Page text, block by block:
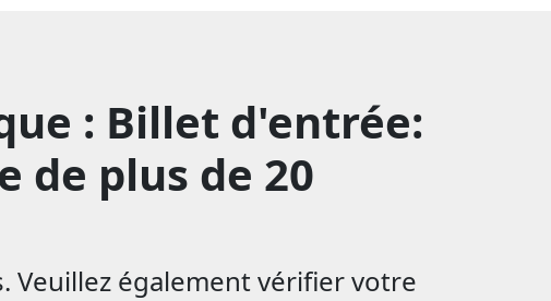
: Billet d'entrée:
de plus de 20
Veuillez également vérifier votre